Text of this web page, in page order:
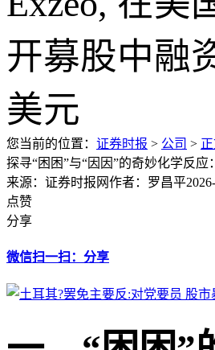
您当前的位置： 证券时报 > 公司 >
探寻“困困”与“因因”的奇妙化学反
来源：证券时报网作者：罗昌平
点赞
分享
微信扫一扫：分享